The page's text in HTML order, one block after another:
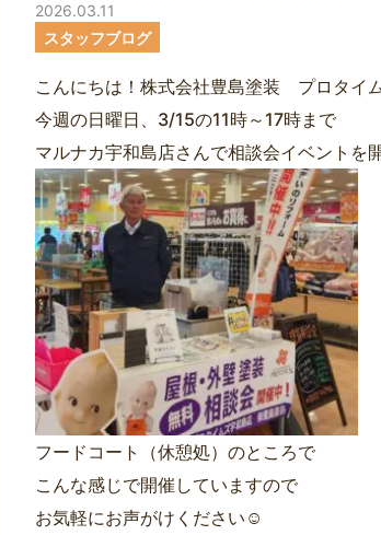
2026.03.11
スタッフブログ
こんにちは！株式会社豊島塗装 プロタイ
今週の日曜日、3/15の11時～17時まで
マルナカ宇和島店さんで相談会イベントを
フードコート（休憩処）のところで
こんな感じで開催していますので
お気軽にお声がけください☺